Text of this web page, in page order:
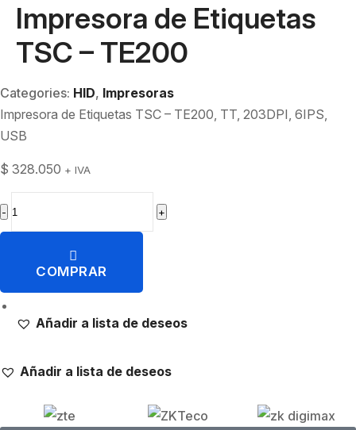
Impresora de Etiquetas
TSC – TE200
Categories: HID, Impresoras
Impresora de Etiquetas TSC – TE200, TT, 203DPI, 6IPS,
USB
$ 328.050 + IVA
- +
COMPRAR
Añadir a lista de deseos
Añadir a lista de deseos